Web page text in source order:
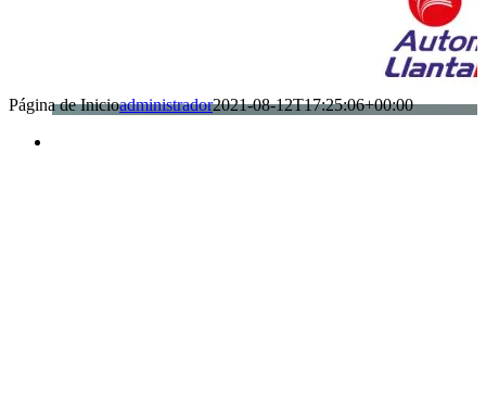
Página de Inicioadministrador2021-08-12T17:25:06+00:00